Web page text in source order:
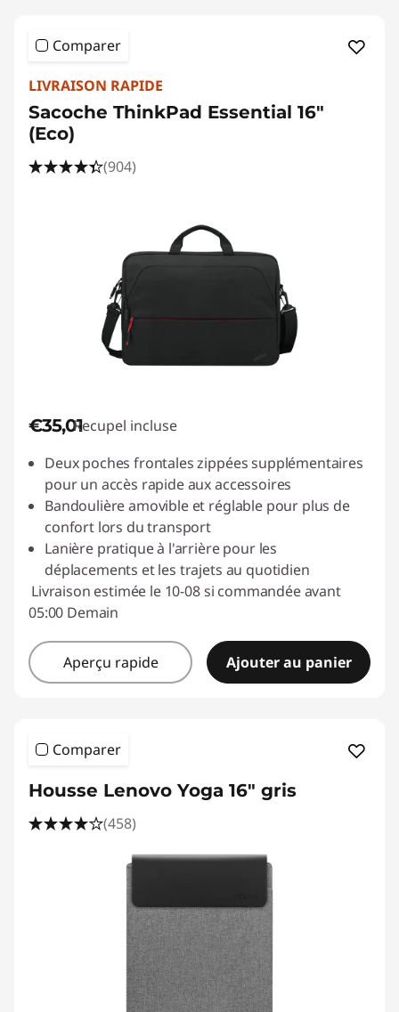
Comparer
LIVRAISON RAPIDE
Sacoche ThinkPad Essential 16"
(Eco)
(904)
€35,01Recupel incluse
Deux poches frontales zippées supplémentaires
pour un accès rapide aux accessoires
Bandoulière amovible et réglable pour plus de
confort lors du transport
Lanière pratique à l'arrière pour les
déplacements et les trajets au quotidien
Livraison estimée le 10-08 si commandée avant
05:00 Demain
Aperçu rapide Ajouter au panier
Comparer
Housse Lenovo Yoga 16" gris
(458)